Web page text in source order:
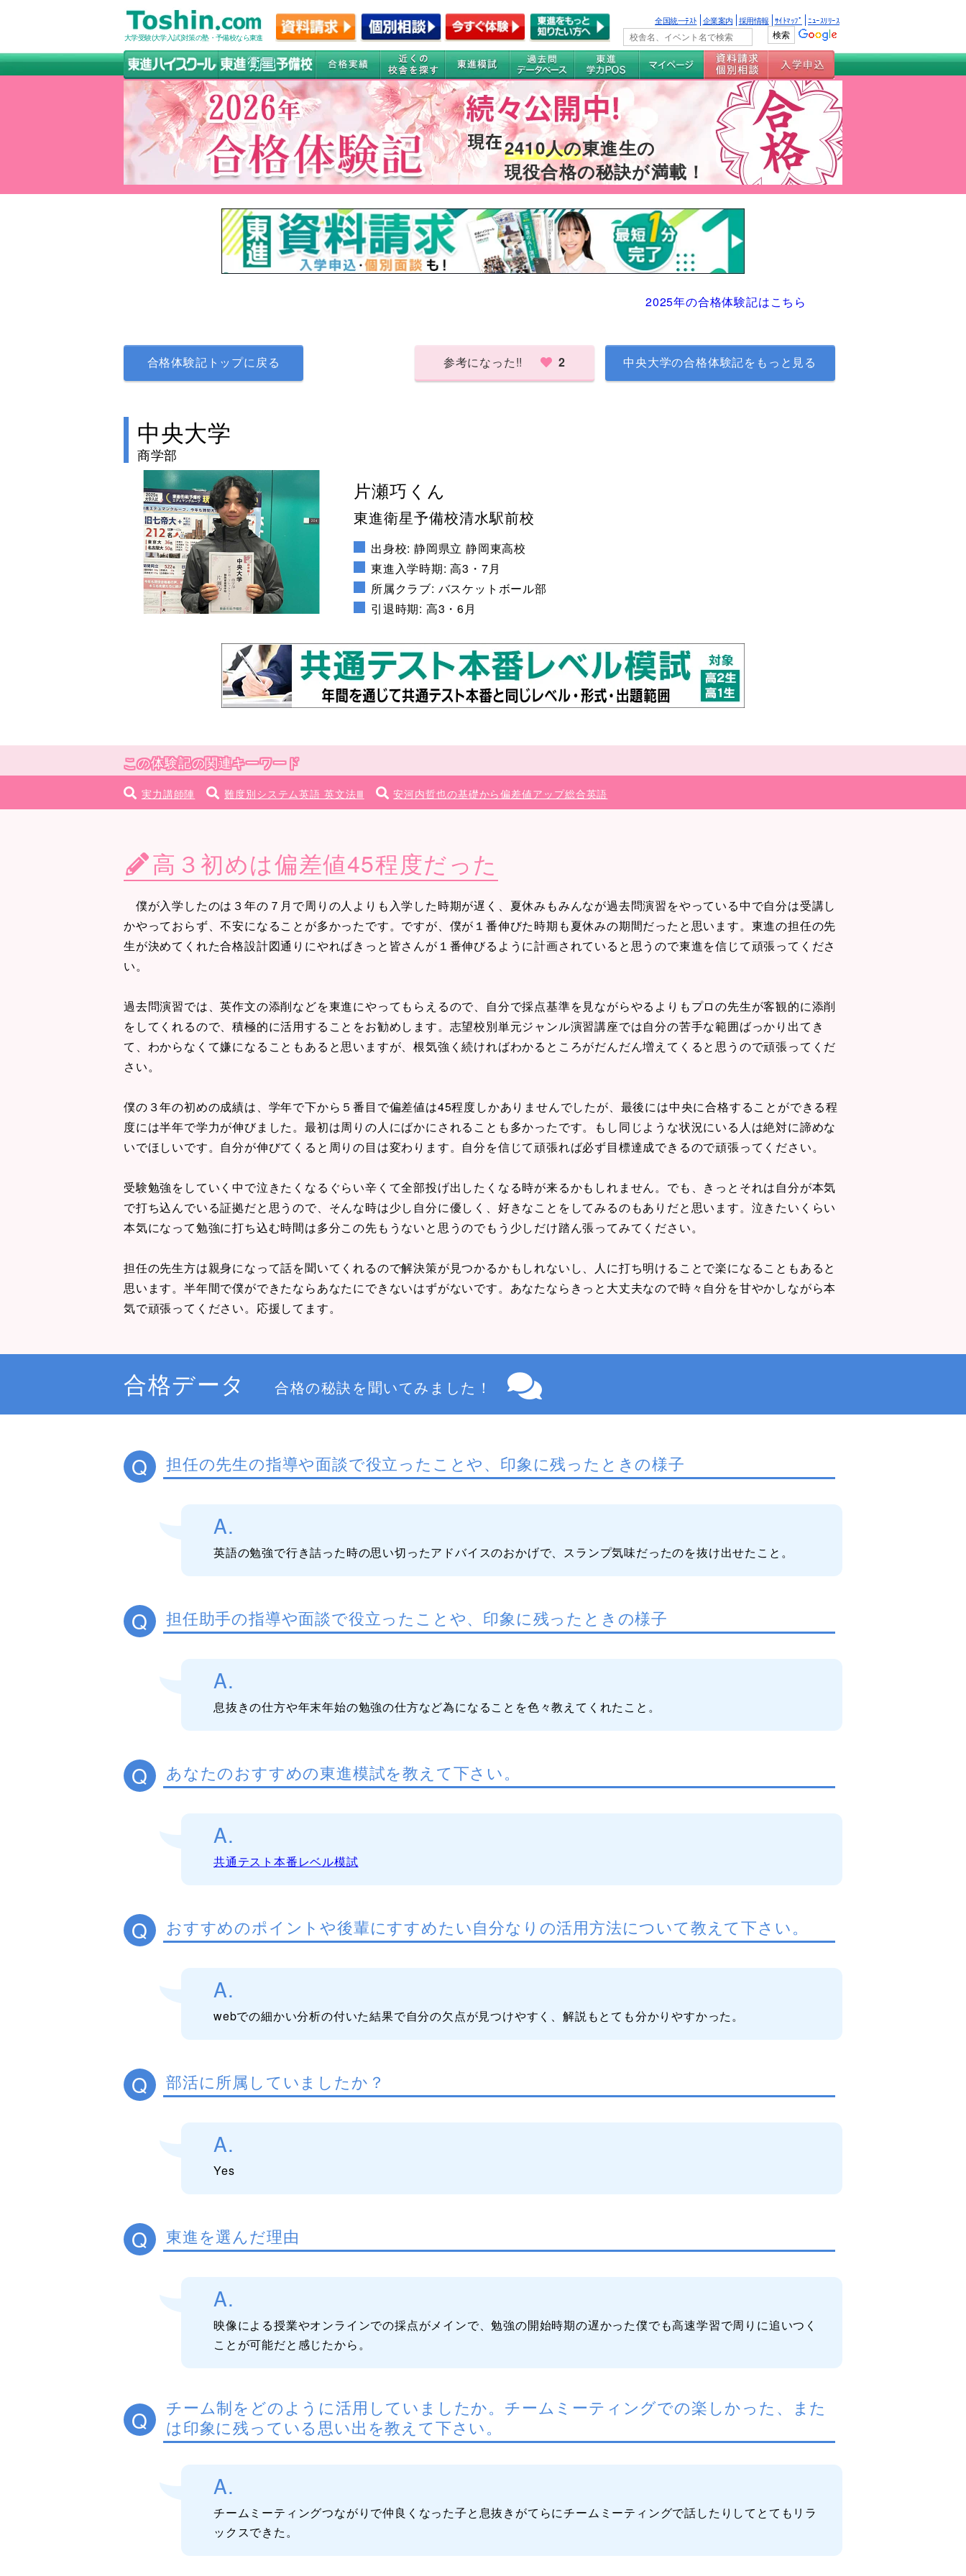
大学受験(大学入試)対策の塾・予備校なら東進
全国統一ﾃｽﾄ 企業案内 採用情報 ｻｲﾄﾏｯﾌﾟ ﾆｭｰｽﾘﾘｰｽ
2410人の東進生の
現役合格の秘訣が満載！
2025年の合格体験記はこちら
合格体験記トップに戻る 参考になった!! 2 中央大学の合格体験記をもっと見る
中央大学
商学部
no image
片瀬巧くん
東進衛星予備校清水駅前校
出身校: 静岡県立 静岡東高校
東進入学時期: 高3・7月
所属クラブ: バスケットボール部
引退時期: 高3・6月
この体験記の関連キーワード
実力講師陣 難度別システム英語 英文法Ⅲ 安河内哲也の基礎から偏差値アップ総合英語
高３初めは偏差値45程度だった
僕が入学したのは３年の７月で周りの人よりも入学した時期が遅く、夏休みもみんなが過去問演習をやっている中で自分は受講し
かやっておらず、不安になることが多かったです。ですが、僕が１番伸びた時期も夏休みの期間だったと思います。東進の担任の先
生が決めてくれた合格設計図通りにやればきっと皆さんが１番伸びるように計画されていると思うので東進を信じて頑張ってくださ
い。
過去問演習では、英作文の添削などを東進にやってもらえるので、自分で採点基準を見ながらやるよりもプロの先生が客観的に添削
をしてくれるので、積極的に活用することをお勧めします。志望校別単元ジャンル演習講座では自分の苦手な範囲ばっかり出てき
て、わからなくて嫌になることもあると思いますが、根気強く続ければわかるところがだんだん増えてくると思うので頑張ってくだ
さい。
僕の３年の初めの成績は、学年で下から５番目で偏差値は45程度しかありませんでしたが、最後には中央に合格することができる程
度には半年で学力が伸びました。最初は周りの人にばかにされることも多かったです。もし同じような状況にいる人は絶対に諦めな
いでほしいです。自分が伸びてくると周りの目は変わります。自分を信じて頑張れば必ず目標達成できるので頑張ってください。
受験勉強をしていく中で泣きたくなるぐらい辛くて全部投げ出したくなる時が来るかもしれません。でも、きっとそれは自分が本気
で打ち込んでいる証拠だと思うので、そんな時は少し自分に優しく、好きなことをしてみるのもありだと思います。泣きたいくらい
本気になって勉強に打ち込む時間は多分この先もうないと思うのでもう少しだけ踏ん張ってみてください。
担任の先生方は親身になって話を聞いてくれるので解決策が見つかるかもしれないし、人に打ち明けることで楽になることもあると
思います。半年間で僕ができたならあなたにできないはずがないです。あなたならきっと大丈夫なので時々自分を甘やかしながら本
気で頑張ってください。応援してます。
合格データ 合格の秘訣を聞いてみました！
Q 担任の先生の指導や面談で役立ったことや、印象に残ったときの様子
A.
英語の勉強で行き詰った時の思い切ったアドバイスのおかげで、スランプ気味だったのを抜け出せたこと。
Q 担任助手の指導や面談で役立ったことや、印象に残ったときの様子
A.
息抜きの仕方や年末年始の勉強の仕方など為になることを色々教えてくれたこと。
Q あなたのおすすめの東進模試を教えて下さい。
A.
共通テスト本番レベル模試
Q おすすめのポイントや後輩にすすめたい自分なりの活用方法について教えて下さい。
A.
webでの細かい分析の付いた結果で自分の欠点が見つけやすく、解説もとても分かりやすかった。
Q 部活に所属していましたか？
A.
Yes
Q 東進を選んだ理由
A.
映像による授業やオンラインでの採点がメインで、勉強の開始時期の遅かった僕でも高速学習で周りに追いつく
ことが可能だと感じたから。
Q
チーム制をどのように活用していましたか。チームミーティングでの楽しかった、また
は印象に残っている思い出を教えて下さい。
A.
チームミーティングつながりで仲良くなった子と息抜きがてらにチームミーティングで話したりしてとてもリラ
ックスできた。